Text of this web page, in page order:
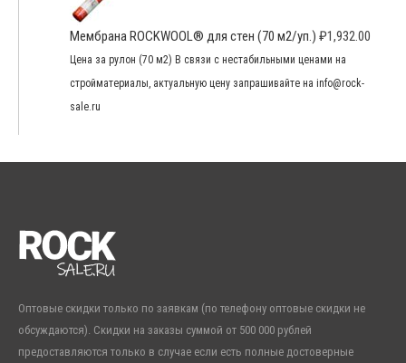
Мембрана ROCKWOOL® для стен (70 м2/уп.) ₽1,932.00
Цена за рулон (70 м2) В связи с нестабильными ценами на
стройматериалы, актуальную цену запрашивайте на info@rock-
sale.ru
Оптовые скидки только по заявкам (по телефону оптовые скидки не
обсуждаются). Скидки на заказы суммой от 500 000 рублей
предоставляются только в случае если есть полные достоверные